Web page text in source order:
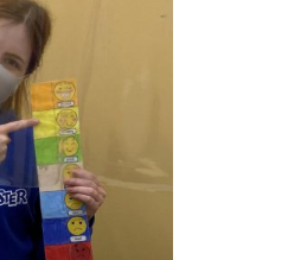
英会話（中学生）
週2回で広がる世界